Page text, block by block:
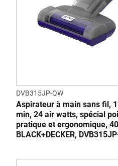
DVB315JP-QW
Aspirateur à main sans fil,
min, 24 air watts, spécial
pratique et ergonomique,
BLACK+DECKER,